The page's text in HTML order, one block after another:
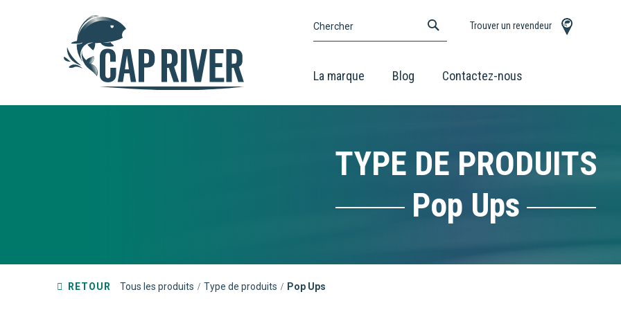
Chercher
CHERCHERTrouver un revendeur
La marque Blog Contactez-nous
TYPE DE PRODUITS
Pop Ups
RETOUR Tous les produits Type de produits Pop Ups